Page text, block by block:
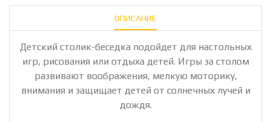
ОПИСАНИЕ
Детский столик-беседка подойдет для настольных
игр, рисования или отдыха детей. Игры за столом
развивают воображения, мелкую моторику,
внимания и защищает детей от солнечных лучей и
дождя.